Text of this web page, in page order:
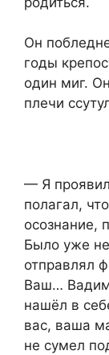
Он
годы
один миг.
плечи
— Я
полагал,
осознание,
Было уже
отправлял
Ваш… Вадим
нашёл в
вас, ваша
не сумел